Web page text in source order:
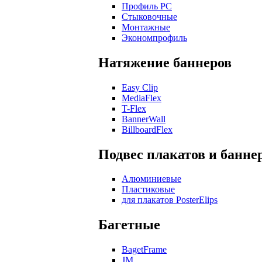
Профиль РС
Стыковочные
Монтажные
Экономпрофиль
Натяжение баннеров
Easy Clip
MediaFlex
T-Flex
BannerWall
BillboardFlex
Подвес плакатов и
Алюминиевые
Пластиковые
для плакатов PosterElips
Багетные
BagetFrame